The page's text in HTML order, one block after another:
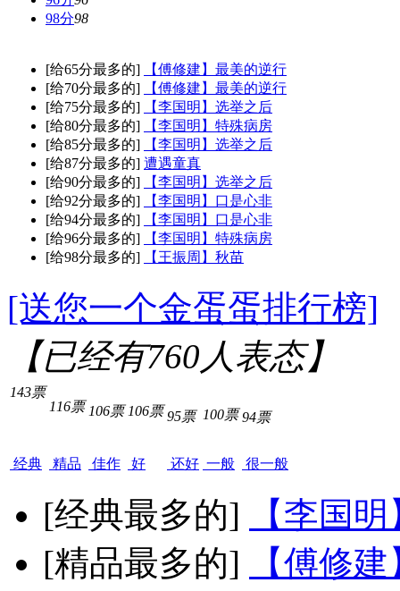
98分98
[给65分最多的]
【傅修建】最美的逆行
[给70分最多的]
【傅修建】最美的逆行
[给75分最多的]
【李国明】选举之后
[给80分最多的]
【李国明】特殊病房
[给85分最多的]
【李国明】选举之后
[给87分最多的] 遭遇童真
[给90分最多的]
【李国明】选举之后
[给92分最多的]
【李国明】口是心非
[给94分最多的]
【李国明】口是心非
[给96分最多的]
【李国明】特殊病房
[给98分最多的]
【王振周】秋苗
[送您一个金蛋蛋排行榜]
【已经有760人表态】
143票
经典
116票
精品
106票
佳作
106票
好
95票
还好
100票
一般
94票
很一般
[经典最多的]
【李国
[精品最多的]
【傅修